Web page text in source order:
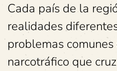
Cada país de la
realidades
problemas
narcotráfico que